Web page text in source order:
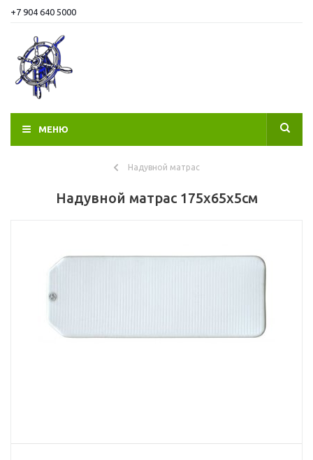
+7 904 640 5000
МЕНЮ
Надувной матрас
Надувной матрас 175х65x5см